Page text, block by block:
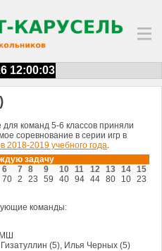
12:00:03
команд 5-6 классов приняли
соревнование в серии игр в
2018-2019 учебного года
задачу
6 7 8 9 10 11 12 13 14
15
70 2 23 59 40 94 44 80 10 23
команды:
(5), Илья Черных (5)